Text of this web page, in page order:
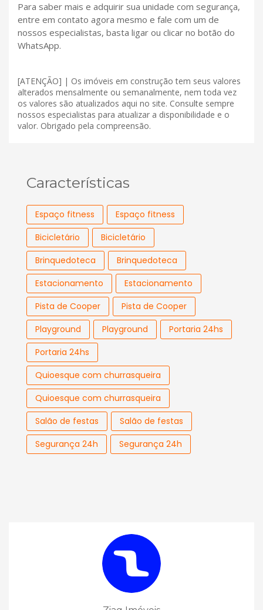
Para saber mais e adquirir sua unidade com segurança,
entre em contato agora mesmo e fale com um de
nossos especialistas, basta ligar ou clicar no botão do
WhatsApp.
[ATENÇÃO] | Os imóveis em construção tem seus valores
alterados mensalmente ou semanalmente, nem toda vez
os valores são atualizados aqui no site. Consulte sempre
nossos especialistas para atualizar a disponibilidade e o
valor. Obrigado pela compreensão.
Características
Espaço fitness
Espaço fitness
Bicicletário
Bicicletário
Brinquedoteca
Brinquedoteca
Estacionamento
Estacionamento
Pista de Cooper
Pista de Cooper
Playground
Playground
Portaria 24hs
Portaria 24hs
Quioesque com churrasqueira
Quioesque com churrasqueira
Salão de festas
Salão de festas
Segurança 24h
Segurança 24h